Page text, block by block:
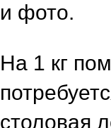
и фото.
На 1 кг
столовая